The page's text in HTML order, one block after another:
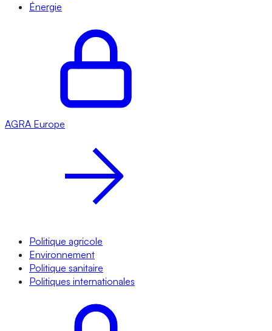
Énergie
AGRA Europe
Politique agricole
Environnement
Politique sanitaire
Politiques internationales